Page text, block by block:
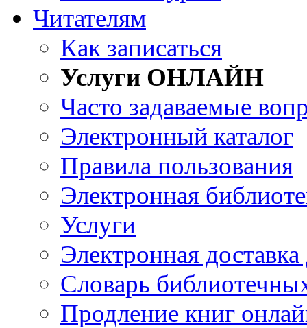
Читателям
Как записаться
Услуги ОНЛАЙН
Часто задаваемые
Электронный каталог
Правила пользования
Электронная
Услуги
Электронная
Словарь
Продление книг